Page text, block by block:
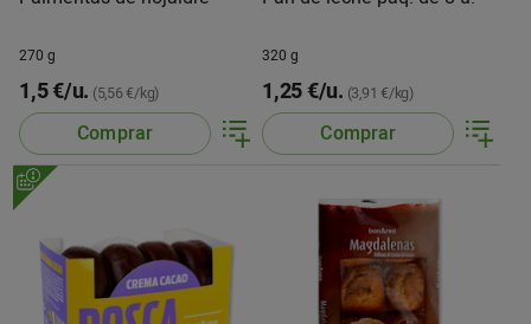
270 g
1,5 €/u. (5,56 €/kg)
Comprar
320 g
1,25 €/u. (3,91 €/kg)
Comprar